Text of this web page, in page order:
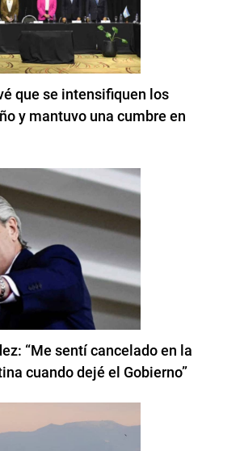
que se intensifiquen los
y mantuvo una cumbre en
“Me sentí cancelado en la
cuando dejé el Gobierno”